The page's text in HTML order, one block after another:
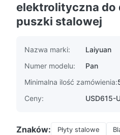
elektrolityczna do
puszki stalowej
Nazwa marki:
Laiyuan
Numer modelu:
Pan
Minimalna ilość zamówienia:
Ceny:
USD615-
Znaków: Płyty stalowe